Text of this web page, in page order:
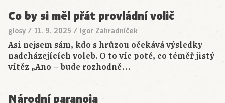
Co by si měl přát provládní volič
glosy / 11. 9. 2025 / Igor Zahradníček
Asi nejsem sám, kdo s hrůzou očekává výsledky
nadcházejících voleb. O to víc poté, co téměř jistý
vítěz „Ano – bude rozhodně…
Národní paranoia